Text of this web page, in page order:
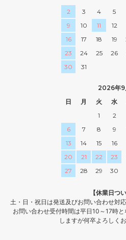
2
3 4 5
9
10 11 12
16
17 18 19
23
24 25 26
30
31
2026年9
日
月 火 水
1
2
6
7 8 9
13
14 15 16
20
21 22 23
27
28 29 30
【休業日つい
土・日・祝日は発送及びお問い合わせ対
お問い合わせ受付時間は平日10～17時
しますが何卒よろしく